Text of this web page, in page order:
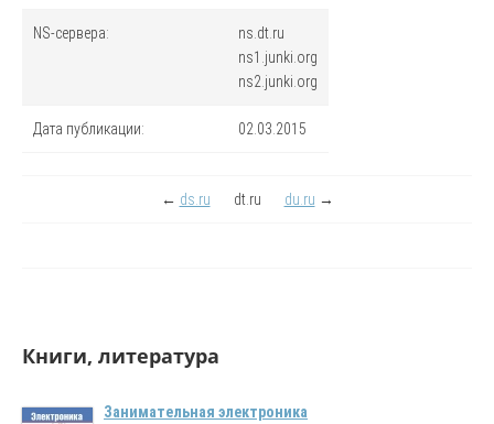
NS-сервера:
ns.dt.ru
ns1.junki.org
ns2.junki.org
Дата публикации: 02.03.2015
← ds.ru dt.ru du.ru →
Книги, литература
Занимательная электроника